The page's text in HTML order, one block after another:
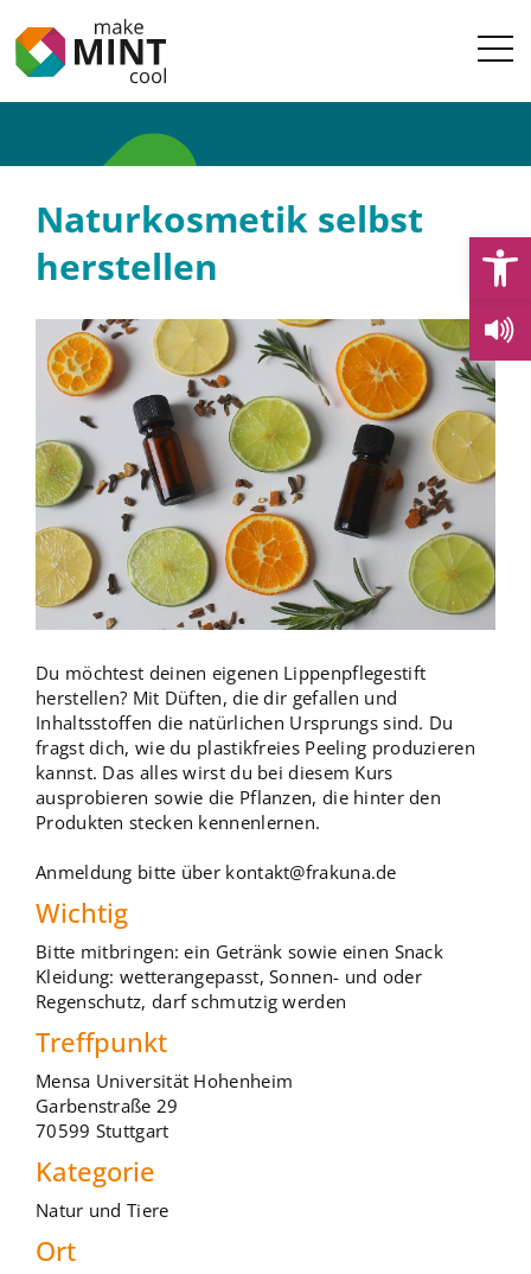
Naturkosmetik selbst
herstellen
Du möchtest deinen eigenen Lippenpflegestift
herstellen? Mit Düften, die dir gefallen und
Inhaltsstoffen die natürlichen Ursprungs sind. Du
fragst dich, wie du plastikfreies Peeling produzieren
kannst. Das alles wirst du bei diesem Kurs
ausprobieren sowie die Pflanzen, die hinter den
Produkten stecken kennenlernen.
Anmeldung bitte über kontakt@frakuna.de
Wichtig
Bitte mitbringen: ein Getränk sowie einen Snack
Kleidung: wetterangepasst, Sonnen- und oder
Regenschutz, darf schmutzig werden
Treffpunkt
Mensa Universität Hohenheim
Garbenstraße 29
70599 Stuttgart
Kategorie
Natur und Tiere
Ort